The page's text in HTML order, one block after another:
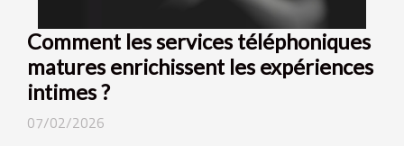
Comment les services téléphoniques
matures enrichissent les expériences
intimes ?
07/02/2026